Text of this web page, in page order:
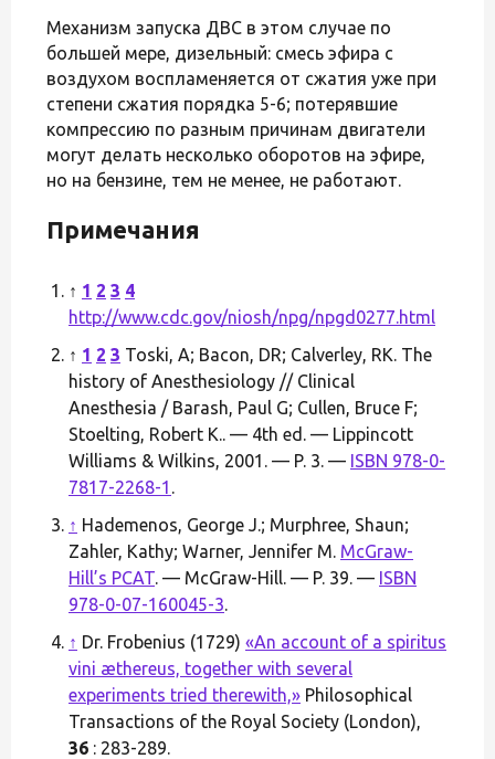
Механизм запуска ДВС в этом случае по
большей мере, дизельный: смесь эфира с
воздухом воспламеняется от сжатия уже при
степени сжатия порядка 5-6; потерявшие
компрессию по разным причинам двигатели
могут делать несколько оборотов на эфире,
но на бензине, тем не менее, не работают.
Примечания
↑ 1 2 3 4
http://www.cdc.gov/niosh/npg/npgd0277.html
↑ 1 2 3 Toski, A; Bacon, DR; Calverley, RK. The
history of Anesthesiology // Clinical
Anesthesia / Barash, Paul G; Cullen, Bruce F;
Stoelting, Robert K.. — 4th ed. — Lippincott
Williams & Wilkins, 2001. — P. 3. — ISBN 978-0-
7817-2268-1 .
↑ Hademenos, George J.; Murphree, Shaun;
Zahler, Kathy; Warner, Jennifer M. McGraw-
Hill’s PCAT. — McGraw-Hill. — P. 39. — ISBN
978-0-07-160045-3.
↑ Dr. Frobenius (1729) «An account of a spiritus
vini æthereus, together with several
experiments tried therewith,» Philosophical
Transactions of the Royal Society (London),
36 : 283-289.